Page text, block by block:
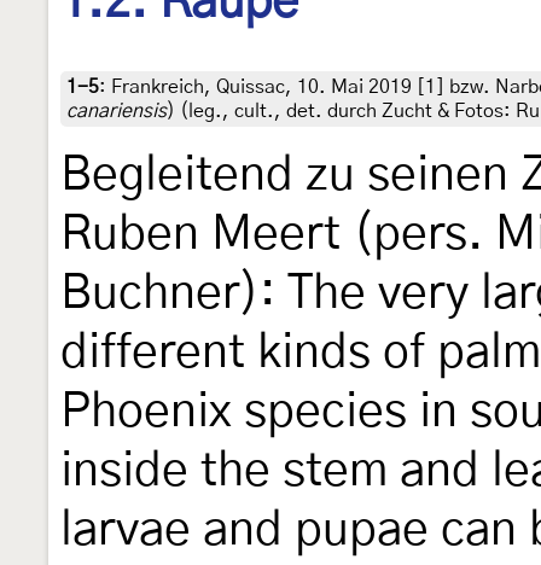
1-5: Frankreich, Quissac, 10. Mai 2019 [1] bzw.
canariensis) (leg., cult., det. durch Zucht & Fotos:
Begleitend zu seinen
Ruben Meert (pers.
Buchner): The very
different kinds of
Phoenix species in
inside the stem and
larvae and pupae